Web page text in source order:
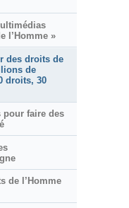
l’Homme »
des droits de
de
droits, 30
pour faire des
de l’Homme